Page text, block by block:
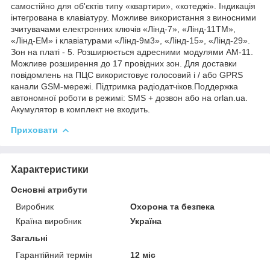
самостійно для об'єктів типу «квартири», «котеджі». Індикація
інтегрована в клавіатуру. Можливе використання з виносними
зчитувачами електронних ключів «Лінд-7», «Лінд-11ТМ»,
«Лінд-ЕМ» і клавіатурами «Лінд-9м3», «Лінд-15», «Лінд-29».
Зон на платі - 5. Розширюється адресними модулями АМ-11.
Можливе розширення до 17 провідних зон. Для доставки
повідомлень на ПЦС використовує голосовий і / або GPRS
канали GSM-мережі. Підтримка радіодатчіков.Поддержка
автономної роботи в режимі: SMS + дозвон або на orlan.ua.
Акумулятор в комплект не входить.
Приховати
Характеристики
Основні атрибути
Виробник
Охорона та безпека
Країна виробник
Україна
Загальні
Гарантійний термін
12 міс